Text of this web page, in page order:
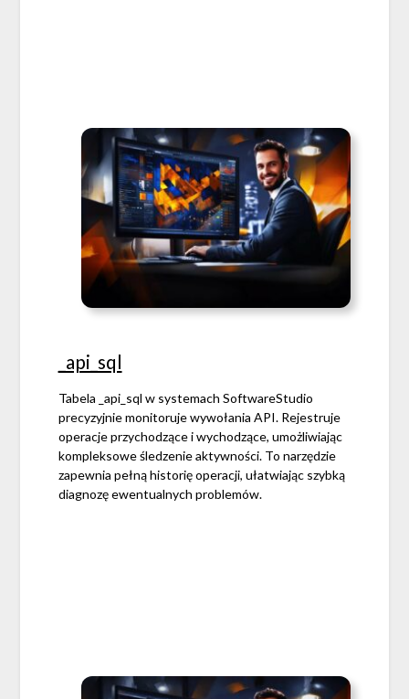
_api_sql
Tabela _api_sql w systemach SoftwareStudio
precyzyjnie monitoruje wywołania API. Rejestruje
operacje przychodzące i wychodzące, umożliwiając
kompleksowe śledzenie aktywności. To narzędzie
zapewnia pełną historię operacji, ułatwiając szybką
diagnozę ewentualnych problemów.